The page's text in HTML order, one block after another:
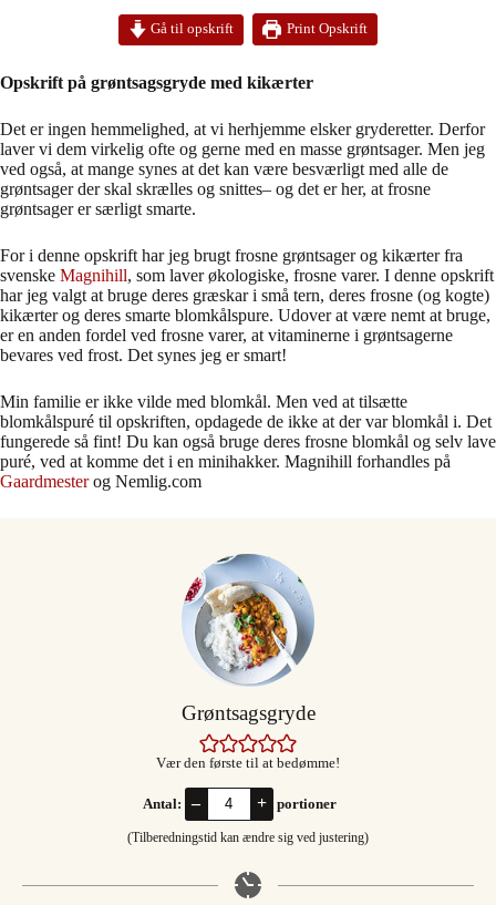
Gå til opskrift Print Opskrift
Opskrift på grøntsagsgryde med kikærter
Det er ingen hemmelighed, at vi herhjemme elsker gryderetter. Derfor
laver vi dem virkelig ofte og gerne med en masse grøntsager. Men jeg
ved også, at mange synes at det kan være besværligt med alle de
grøntsager der skal skrælles og snittes– og det er her, at frosne
grøntsager er særligt smarte.
For i denne opskrift har jeg brugt frosne grøntsager og kikærter fra
svenske Magnihill, som laver økologiske, frosne varer. I denne opskrift
har jeg valgt at bruge deres græskar i små tern, deres frosne (og kogte)
kikærter og deres smarte blomkålspure. Udover at være nemt at bruge,
er en anden fordel ved frosne varer, at vitaminerne i grøntsagerne
bevares ved frost. Det synes jeg er smart!
Min familie er ikke vilde med blomkål. Men ved at tilsætte
blomkålspuré til opskriften, opdagede de ikke at der var blomkål i. Det
fungerede så fint! Du kan også bruge deres frosne blomkål og selv lave
puré, ved at komme det i en minihakker. Magnihill forhandles på
Gaardmesterog Nemlig.com
Grøntsagsgryde
Vær den første til at bedømme!
Antal: – + portioner
(Tilberedningstid kan ændre sig ved justering)